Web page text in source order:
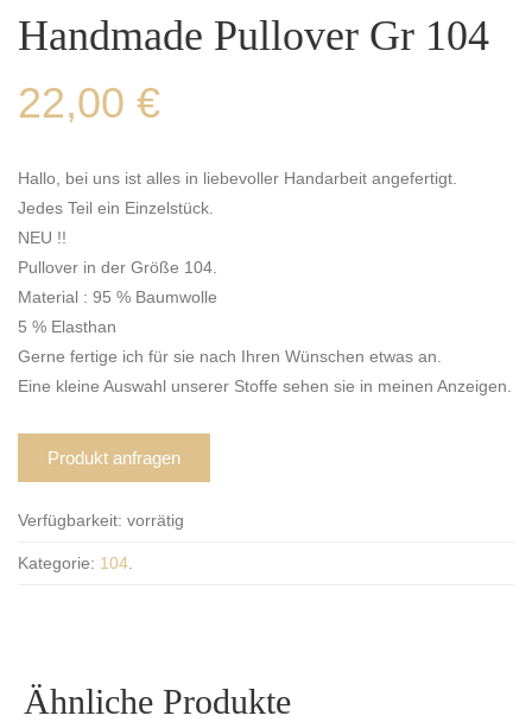
Handmade Pullover Gr 104
22,00 €
Hallo, bei uns ist alles in liebevoller Handarbeit angefertigt.
Jedes Teil ein Einzelstück.
NEU !!
Pullover in der Größe 104.
Material : 95 % Baumwolle
5 % Elasthan
Gerne fertige ich für sie nach Ihren Wünschen etwas an.
Eine kleine Auswahl unserer Stoffe sehen sie in meinen Anzeigen.
Produkt anfragen
Verfügbarkeit: vorrätig
Kategorie: 104
Ähnliche Produkte